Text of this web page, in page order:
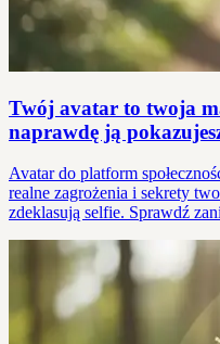
Twój avatar to twoja
naprawdę ją
Avatar do platform
realne zagrożenia i sekrety
zdeklasują selfie. Sprawdź